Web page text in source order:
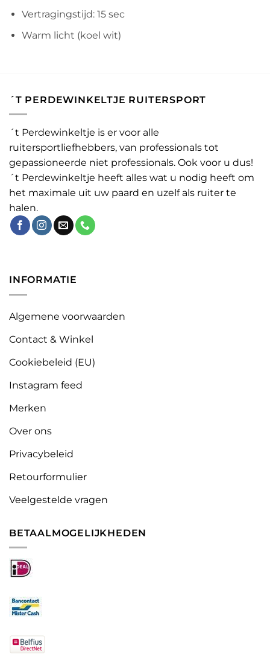
Vertragingstijd: 15 sec
Warm licht (koel wit)
´T PERDEWINKELTJE RUITERSPORT
´t Perdewinkeltje is er voor alle
ruitersportliefhebbers, van professionals tot
gepassioneerde niet professionals. Ook voor u dus!
´t Perdewinkeltje heeft alles wat u nodig heeft om
het maximale uit uw paard en uzelf als ruiter te
halen.
INFORMATIE
Algemene voorwaarden
Contact & Winkel
Cookiebeleid (EU)
Instagram feed
Merken
Over ons
Privacybeleid
Retourformulier
Veelgestelde vragen
BETAALMOGELIJKHEDEN